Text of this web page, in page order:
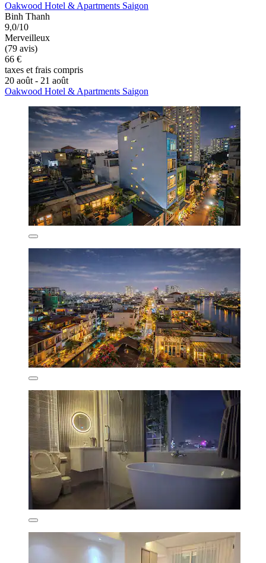
Oakwood Hotel & Apartments Saigon
Binh Thanh
9,0/10
Merveilleux
(79 avis)
66 €
taxes et frais compris
20 août - 21 août
Oakwood Hotel & Apartments Saigon